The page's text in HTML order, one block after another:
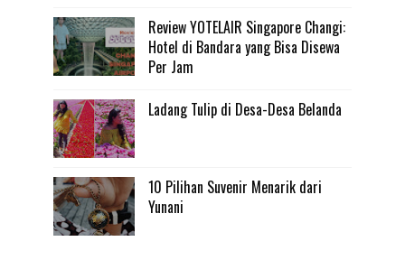
Review YOTELAIR Singapore Changi:
Hotel di Bandara yang Bisa Disewa
Per Jam
Ladang Tulip di Desa-Desa Belanda
10 Pilihan Suvenir Menarik dari
Yunani